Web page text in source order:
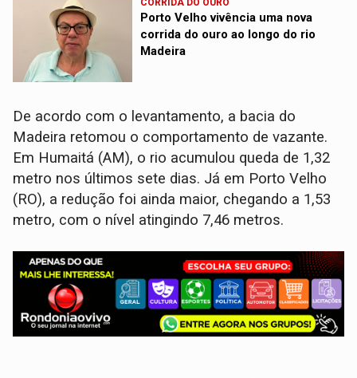
Porto Velho vivência uma nova
corrida do ouro ao longo do rio
Madeira
De acordo com o levantamento, a bacia do
Madeira retomou o comportamento de vazante.
Em Humaitá (AM), o rio acumulou queda de 1,32
metro nos últimos sete dias. Já em Porto Velho
(RO), a redução foi ainda maior, chegando a 1,53
metro, com o nível atingindo 7,46 metros.